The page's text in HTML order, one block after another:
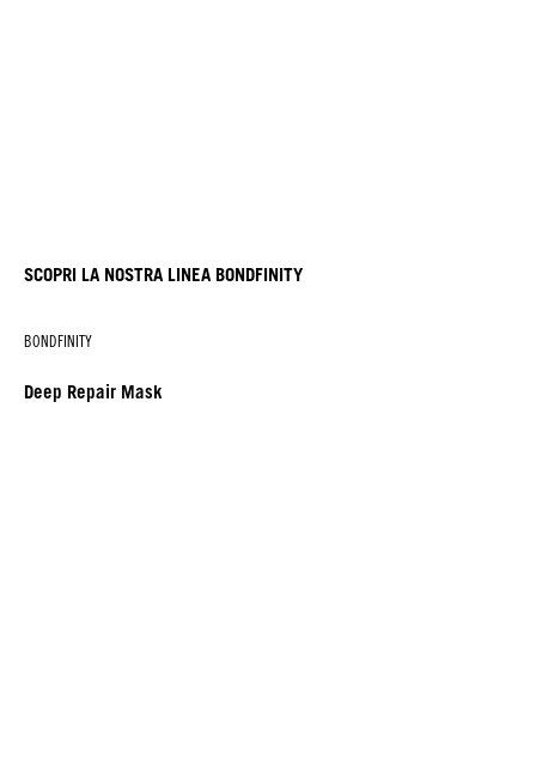
SCOPRI LA NOSTRA LINEA BONDFINITY
BONDFINITY
Deep Repair Mask